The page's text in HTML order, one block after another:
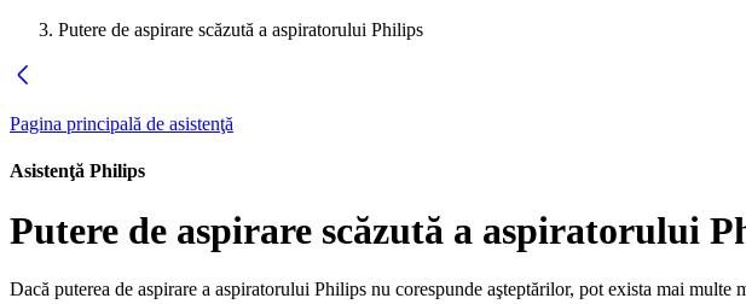
Putere de aspirare scăzută a aspiratorului Philips
Pagina principală de asistenţă
Asistenţă Philips
Putere de aspirare scăzută a aspiratorului
Dacă puterea de aspirare a aspiratorului Philips nu corespunde aşteptărilor, pot exista mai